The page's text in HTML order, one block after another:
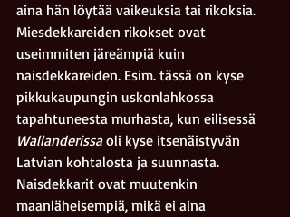
aina hän löytää vaikeuksia tai rikoksia.
Miesdekkareiden rikokset ovat
useimmiten järeämpiä kuin
naisdekkareiden. Esim. tässä on kyse
pikkukaupungin uskonlahkossa
tapahtuneesta murhasta, kun eilisessä
Wallanderissa oli kyse itsenäistyvän
Latvian kohtalosta ja suunnasta.
Naisdekkarit ovat muutenkin
maanläheisempiä, mikä ei aina